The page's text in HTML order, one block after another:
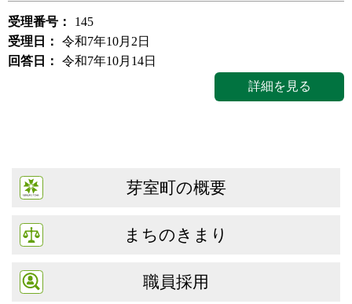
受理番号：
145
受理日：
令和7年10月2日
回答日：
令和7年10月14日
詳細を見る
芽室町の概要
まちのきまり
職員採用